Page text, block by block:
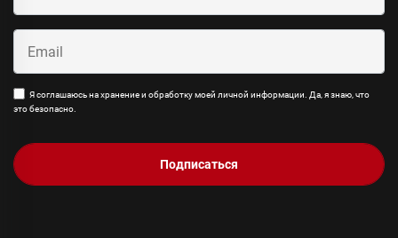
Я соглашаюсь на хранение и обработку моей личной информации. Да, я знаю, что
это безопасно.
Подписаться